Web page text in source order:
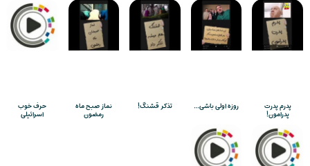
پدرم پدرت
پدرامون!
روزه اولی باشی… تذکر قشنگ! نماز صبح ماه
رمضون
حرف خوب
اسرائیلی